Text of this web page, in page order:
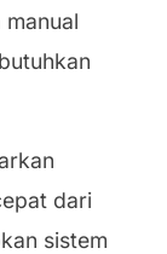
dari
sistem